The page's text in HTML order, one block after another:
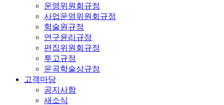
운영위원회규정
사업운영위원회규정
학술원규정
연구윤리규정
편집위원회규정
투고규정
운곡학술상규정
고객마당
공지사항
새소식